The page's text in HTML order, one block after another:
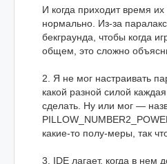
И когда приходит время
нормально. Из-за
бекграунда, чтобы когда
общем, это сложно
2. Я не мог настраивать
какой разной силой
сделать. Ну или мог —
какие-то полу-меры, так
3. IDE лагает, когда в нем